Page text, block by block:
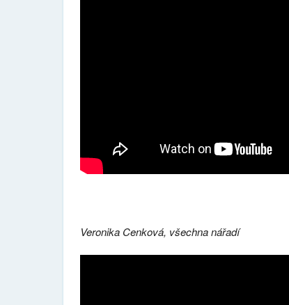
Veronika Cenková, všechna nářadí